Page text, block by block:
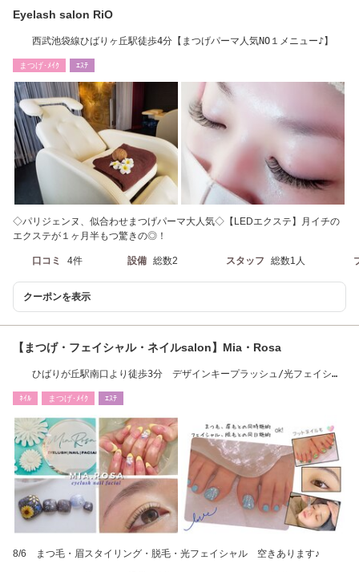
Eyelash salon RiO
西武池袋線ひばりヶ丘駅徒歩4分【まつげパーマ人気NO１メニュー♪】
まつげ･ﾒｲｸ ｴｽﾃ
◇パリジェンヌ、似合わせまつげパーマ大人気◇【LEDエクステ】月イチの
エクステが１ヶ月半もつ驚きの◎！
口コミ 4件 設備 総数2 スタッフ 総数1人
クーポンを表示
【まつげ・フェイシャル・ネイルsalon】Mia・Rosa
ひばりが丘駅南口より徒歩3分 デザインキープラッシュ/光フェイシャ
ﾈｲﾙ まつげ･ﾒｲｸ ｴｽﾃ
8/6 まつ毛・眉スタイリング・脱毛・光フェイシャル 空きあります♪